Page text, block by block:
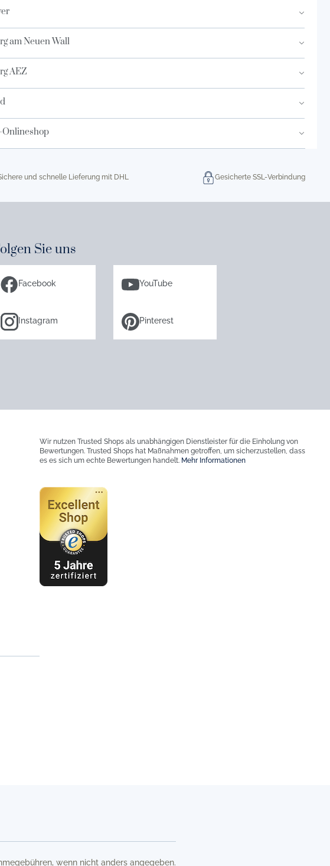
am Neuen Wall
AEZ
und schnelle Lieferung mit DHL Gesicherte SSL-Verbindung
Sie uns
Facebook YouTube
Instagram Pinterest
Wir nutzen Trusted Shops als unabhängigen Dienstleister für die Einholung von
Bewertungen. Trusted Shops hat Maßnahmen getroffen, um sicherzustellen, dass
es es sich um echte Bewertungen handelt. Mehr Informationen
wenn nicht anders angegeben.